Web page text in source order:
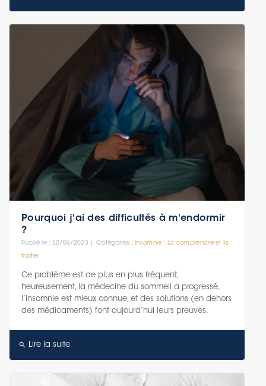
Pourquoi j'ai des difficultés à m'endormir
?
Publié le : 20/06/2023 | Catégories :Insomnie : La comprendre et la
traiter
Ce problème est de plus en plus fréquent,
heureusement, la médecine du sommeil a progressé,
l’insomnie est mieux connue, et des solutions (en dehors
des médicaments) font aujourd’hui leurs preuves.
search Lire la suite